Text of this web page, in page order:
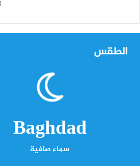
الطقس
Baghdad
سماء صافية